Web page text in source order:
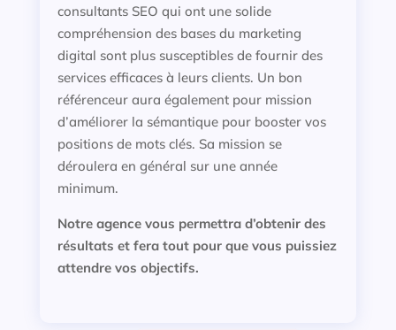
consultants SEO qui ont une solide
compréhension des bases du marketing
digital sont plus susceptibles de fournir des
services efficaces à leurs clients. Un bon
référenceur aura également pour mission
d’améliorer la sémantique pour booster vos
positions de mots clés. Sa mission se
déroulera en général sur une année
minimum.
Notre agence vous permettra d’obtenir des
résultats et fera tout pour que vous puissiez
attendre vos objectifs.